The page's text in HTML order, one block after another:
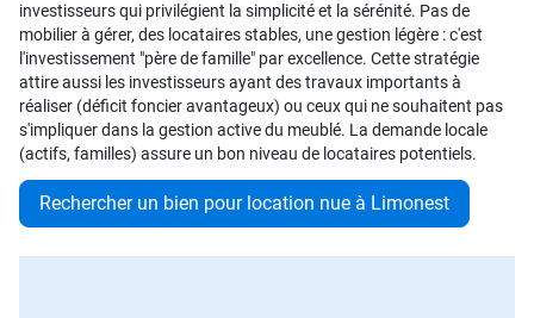
investisseurs qui privilégient la simplicité et la sérénité. Pas de
mobilier à gérer, des locataires stables, une gestion légère : c'est
l'investissement "père de famille" par excellence. Cette stratégie
attire aussi les investisseurs ayant des travaux importants à
réaliser (déficit foncier avantageux) ou ceux qui ne souhaitent pas
s'impliquer dans la gestion active du meublé. La demande locale
(actifs, familles) assure un bon niveau de locataires potentiels.
Rechercher un bien pour location nue à Limonest